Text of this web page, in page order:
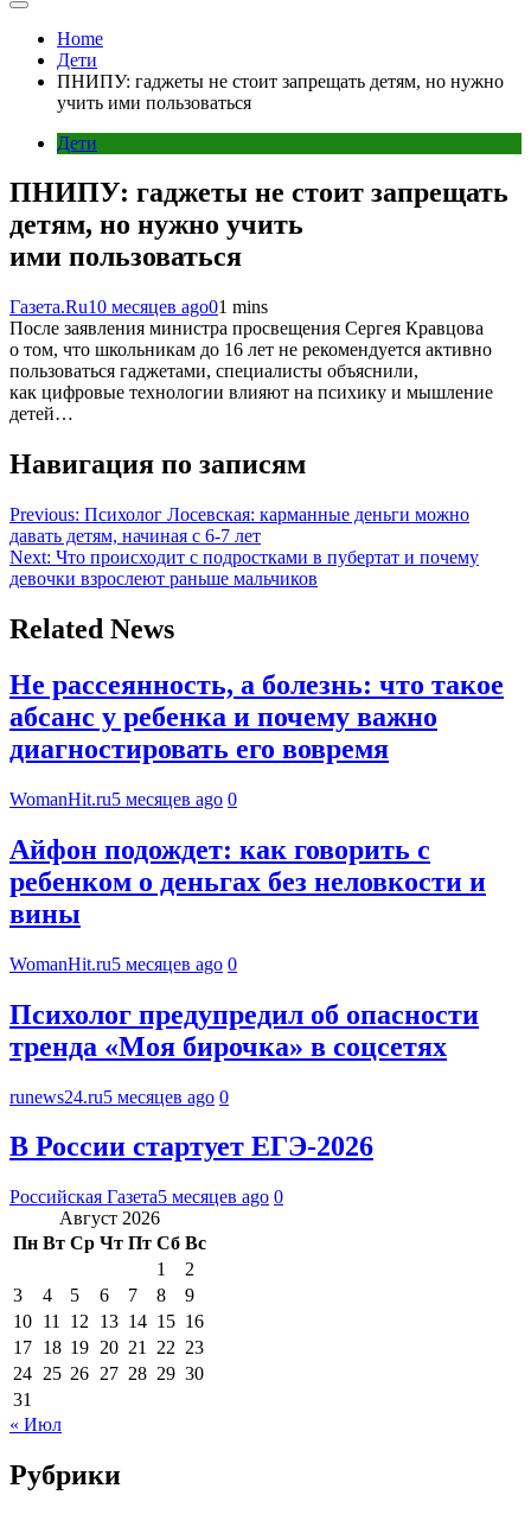
Home
Дети
ПНИПУ: гаджеты не стоит запрещать детям, но нужно
учить ими пользоваться
Дети
ПНИПУ: гаджеты не стоит запрещать
детям, но нужно учить
ими пользоваться
Газета.Ru10 месяцев ago01 mins
После заявления министра просвещения Сергея Кравцова
о том, что школьникам до 16 лет не рекомендуется активно
пользоваться гаджетами, специалисты объяснили,
как цифровые технологии влияют на психику и мышление
детей…
Навигация по записям
Previous: Психолог Лосевская: карманные деньги можно
давать детям, начиная с 6-7 лет
Next: Что происходит с подростками в пубертат и почему
девочки взрослеют раньше мальчиков
Related News
Не рассеянность, а болезнь: что такое
абсанс у ребенка и почему важно
диагностировать его вовремя
WomanHit.ru5 месяцев ago 0
Айфон подождет: как говорить с
ребенком о деньгах без неловкости и
вины
WomanHit.ru5 месяцев ago 0
Психолог предупредил об опасности
тренда «Моя бирочка» в соцсетях
runews24.ru5 месяцев ago 0
В России стартует ЕГЭ-2026
Российская Газета5 месяцев ago 0
Август 2026
Пн Вт Ср Чт Пт Сб Вс
1
2
3
4 5 6 7 8
9
10 11 12 13 14 15 16
17 18 19 20 21 22 23
24 25 26 27 28 29 30
31
« Июл
Рубрики